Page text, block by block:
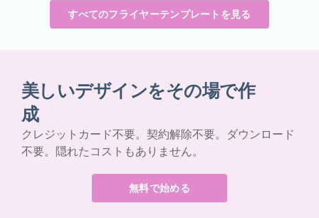
すべてのフライヤーテンプレートを見る
美しいデザインをその場で作
成
クレジットカード不要。契約解除不要。ダウンロード
不要。隠れたコストもありません。
無料で始める